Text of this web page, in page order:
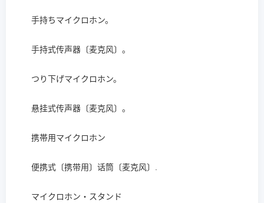
手持ちマイクロホン。
手持式传声器〔麦克风〕。
つり下げマイクロホン。
悬挂式传声器〔麦克风〕。
携帯用マイクロホン
便携式〔携带用〕话筒〔麦克风〕.
マイクロホン・スタンド